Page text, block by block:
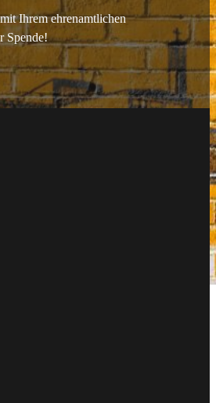
Ihrem ehrenamtlichen
Spende!